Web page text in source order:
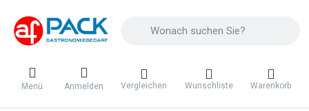
Menü Anmelden Vergleichen Wunschliste Warenkorb